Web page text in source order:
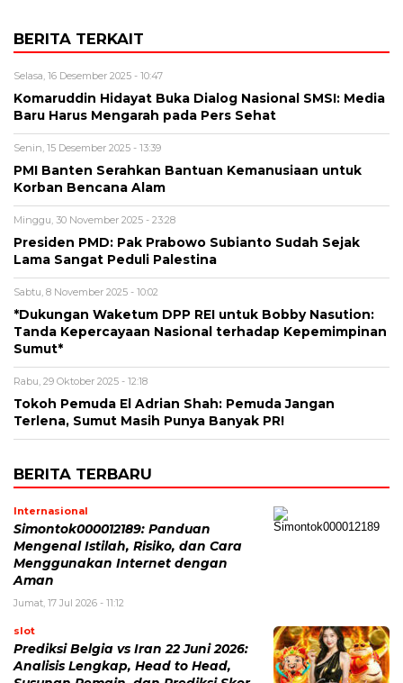
BERITA TERKAIT
Selasa, 16 Desember 2025 - 10:47
Komaruddin Hidayat Buka Dialog Nasional SMSI: Media
Baru Harus Mengarah pada Pers Sehat
Senin, 15 Desember 2025 - 13:39
PMI Banten Serahkan Bantuan Kemanusiaan untuk
Korban Bencana Alam
Minggu, 30 November 2025 - 23:28
Presiden PMD: Pak Prabowo Subianto Sudah Sejak
Lama Sangat Peduli Palestina
Sabtu, 8 November 2025 - 10:02
*Dukungan Waketum DPP REI untuk Bobby Nasution:
Tanda Kepercayaan Nasional terhadap Kepemimpinan
Sumut*
Rabu, 29 Oktober 2025 - 12:18
Tokoh Pemuda El Adrian Shah: Pemuda Jangan
Terlena, Sumut Masih Punya Banyak PR!
BERITA TERBARU
Internasional
Simontok000012189: Panduan
Mengenal Istilah, Risiko, dan Cara
Menggunakan Internet dengan
Aman
Jumat, 17 Jul 2026 - 11:12
slot
Prediksi Belgia vs Iran 22 Juni 2026:
Analisis Lengkap, Head to Head,